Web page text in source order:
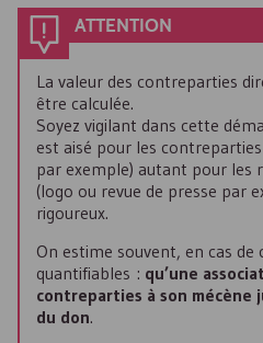
ATTENTION
La valeur des contreparties
être calculée.
Soyez vigilant dans cette
est aisé pour les
par exemple) autant pour les
(logo ou revue de presse par
rigoureux.
On estime souvent, en cas
quantifiables : qu’une
contreparties à son mécène
du don.